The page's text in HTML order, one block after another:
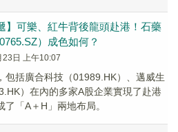
】可樂、紅牛背後龍頭赴港！石藥
）成色如何？
日 上午10:07
包括廣合科技（01989.HK）、邁威生
）在內的多家A股企業實現了赴港
了「A＋H」兩地布局。